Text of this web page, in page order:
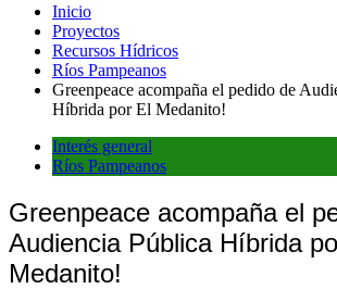
Inicio
Proyectos
Recursos Hídricos
Ríos Pampeanos
Greenpeace acompaña el pedido de
Híbrida por El Medanito!
Interés general
Ríos Pampeanos
Greenpeace acompaña el
Audiencia Pública Híbrida
Medanito!